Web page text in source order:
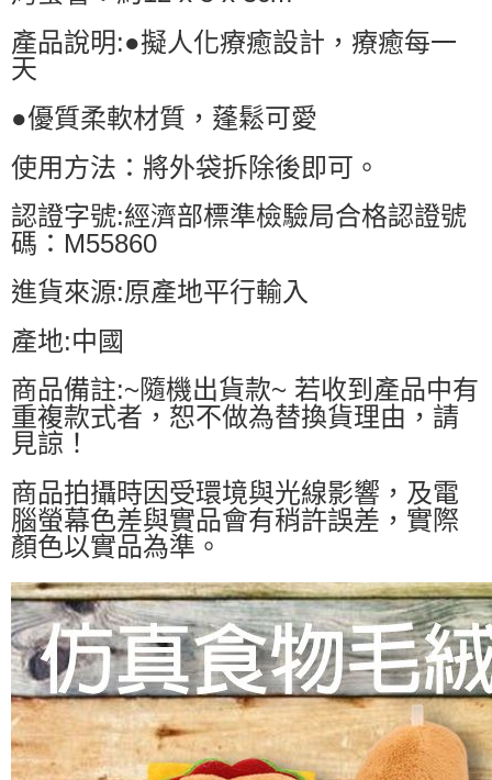
產品說明:●擬人化療癒設計，療癒每一
天
●優質柔軟材質，蓬鬆可愛
使用方法：將外袋拆除後即可。
認證字號:經濟部標準檢驗局合格認證號
碼：M55860
進貨來源:原產地平行輸入
產地:中國
商品備註:~隨機出貨款~ 若收到產品中有
重複款式者，恕不做為替換貨理由，請
見諒！
商品拍攝時因受環境與光線影響，及電
腦螢幕色差與實品會有稍許誤差，實際
顏色以實品為準。